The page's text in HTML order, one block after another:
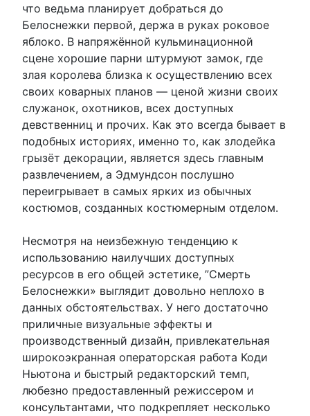
что ведьма планирует добраться до
Белоснежки первой, держа в руках роковое
яблоко. В напряжённой кульминационной
сцене хорошие парни штурмуют замок, где
злая королева близка к осуществлению всех
своих коварных планов — ценой жизни своих
служанок, охотников, всех доступных
девственниц и прочих. Как это всегда бывает в
подобных историях, именно то, как злодейка
грызёт декорации, является здесь главным
развлечением, а Эдмундсон послушно
переигрывает в самых ярких из обычных
костюмов, созданных костюмерным отделом.
Несмотря на неизбежную тенденцию к
использованию наилучших доступных
ресурсов в его общей эстетике, ”Смерть
Белоснежки» выглядит довольно неплохо в
данных обстоятельствах. У него достаточно
приличные визуальные эффекты и
производственный дизайн, привлекательная
широкоэкранная операторская работа Коди
Ньютона и быстрый редакторский темп,
любезно предоставленный режиссером и
консультантами, что подкрепляет несколько